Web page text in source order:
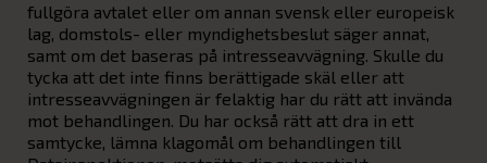
fullgöra avtalet eller om annan svensk eller europeisk
lag, domstols- eller myndighetsbeslut säger annat,
samt om det baseras på intresseavvägning. Skulle du
tycka att det inte finns berättigade skäl eller att
intresseavvägningen är felaktig har du rätt att invända
mot behandlingen. Du har också rätt att dra in ett
samtycke, lämna klagomål om behandlingen till